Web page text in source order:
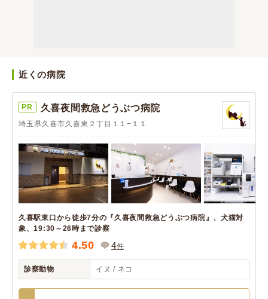
近くの病院
PR 久喜夜間救急どうぶつ病院
埼玉県久喜市久喜東２丁目１１−１１
久喜駅東口から徒歩7分の『久喜夜間救急どうぶつ病院』、犬猫対
象、19:30～26時まで診察
4.50 4件
診察動物 イヌ / ネコ